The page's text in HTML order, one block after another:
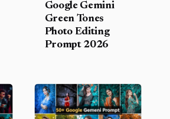
Google Gemini
Green Tones
Photo Editing
Prompt 2026